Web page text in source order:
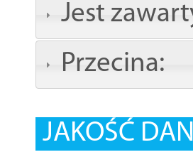
Jest
Przecina:
JAKOŚĆ